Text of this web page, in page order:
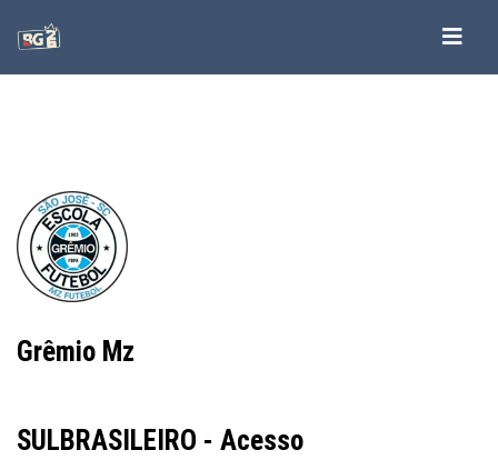
Grêmio Mz
SULBRASILEIRO - Acesso